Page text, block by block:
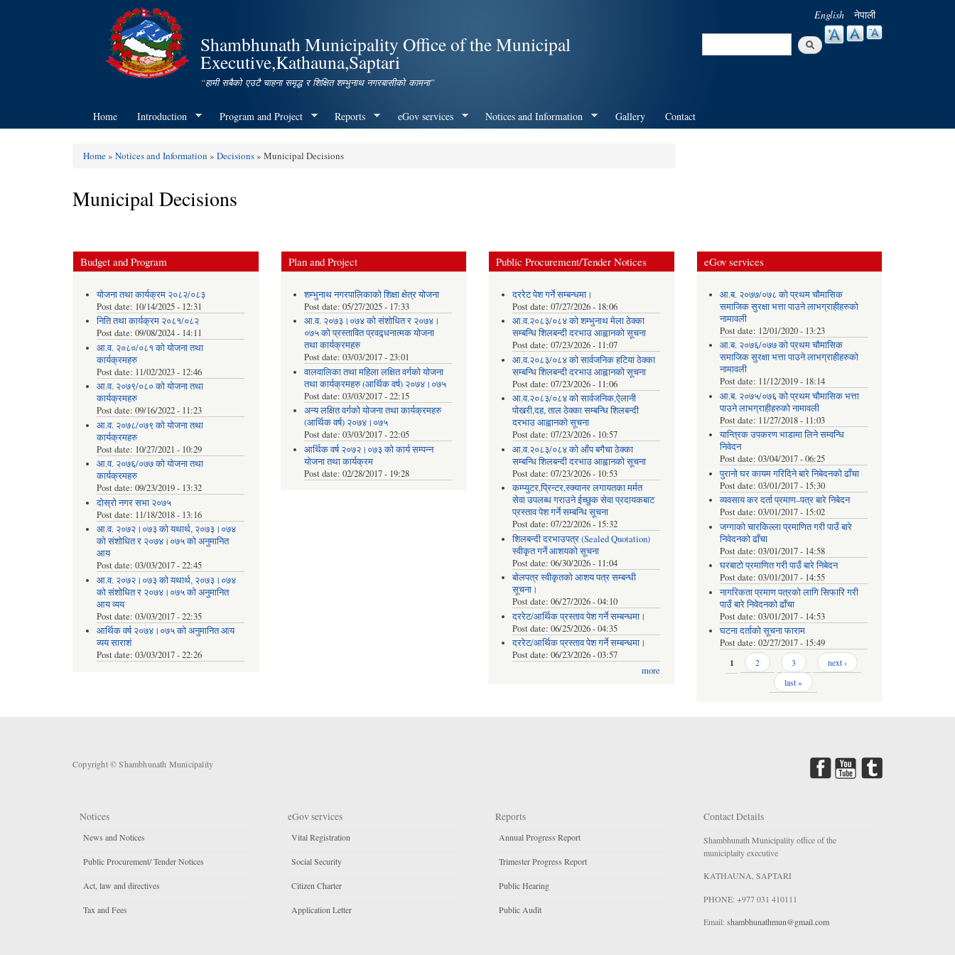
content
Shambhunath Municipality Office of the Municipal
Executive,Kathauna,Saptari
“हामी सबैको एउटै चाहना समृद्ध र शिक्षित शम्भुनाथ नगरबासीको कामना”
English नेपाली
Search
Home Introduction Program and Project Reports eGov services Notices and Information Gallery Contact
Home» Notices and Information » Decisions» Municipal Decisions
Municipal Decisions
Budget and Program
योजना तथा कार्यक्रम २०८२/०८३
Post date: 10/14/2025 - 12:31
निति तथा कार्यक्रम २०८१/०८२
Post date: 09/08/2024 - 14:11
आ.व. २०८०/०८१ को योजना तथा
कार्यक्रमहरु
Post date: 11/02/2023 - 12:46
आ.व. २०७९/०८० को योजना तथा
कार्यक्रमहरु
Post date: 09/16/2022 - 11:23
आ.व. २०७८/०७९ को योजना तथा
कार्यक्रमहरु
Post date: 10/27/2021 - 10:29
आ.व. २०७६/०७७ को योजना तथा
कार्यक्रमहरु
Post date: 09/23/2019 - 13:32
दोस्रो नगर सभा २०७५
Post date: 11/18/2018 - 13:16
आ.व. २०७२।०७३ को यथार्थ, २०७३।०७४
को संशोधित र २०७४।०७५ को अनुमानित
आय
Post date: 03/03/2017 - 22:45
आ.व. २०७२।०७३ को यथार्थ, २०७३।०७४
को संशोधित र २०७४।०७५ को अनुमानित
आय व्यय
Post date: 03/03/2017 - 22:35
आर्थिक वर्ष २०७४।०७५ को अनुमानित आय
व्यय साराशं
Post date: 03/03/2017 - 22:26
Plan and Project
शम्भुनाथ नगरपालिकाको शिक्षा क्षेत्र योजना
Post date:05/27/2025 - 17:33
आ.व. २०७३।०७४ को संशोधित र २०७४।
०७५ को प्रस्तावित प्रवद्र्धनात्मक योजना
तथा कार्यक्रमहरु
Post date:03/03/2017 - 23:01
वालवालिका तथा महिला लक्षित वर्गको योजना
तथा कार्यक्रमहरु (आर्थिक वर्ष) २०७४।०७५
Post date:03/03/2017 - 22:15
अन्य लक्षित वर्गको योजना तथा कार्यक्रमहरु
(आर्थिक वर्ष) २०७४।०७५
Post date:03/03/2017 - 22:05
आर्थिक वर्ष २०७२।०७३ को कार्य सम्पन्न
योजना तथा कार्यक्रम
Post date:02/28/2017 - 19:28
Public Procurement/Tender Notices
दररेट पेश गर्ने सम्बन्धमा।
Post date: 07/27/2026 - 18:06
आ.व.२०८३/०८४ को शम्भुनाथ मेला ठेक्का
सम्बन्धि शिलबन्दी दरभाउ आह्वानको सूचना
Post date: 07/23/2026 - 11:07
आ.व.२०८३/०८४ को सार्वजनिक हटिया ठेक्का
सम्बन्धि शिलबन्दी दरभाउ आह्वानको सूचना
Post date: 07/23/2026 - 11:06
आ.व.२०८३/०८४ को सार्वजनिक,ऐलानी
पोखरी,दह, ताल ठेक्का सम्बन्धि शिलबन्दी
दरभाउ आह्वानको सूचना
Post date: 07/23/2026 - 10:57
आ.व.२०८३/०८४ को आँप बगैचा ठेक्का
सम्बन्धि शिलबन्दी दरभाउ आह्वानको सूचना
Post date: 07/23/2026 - 10:53
कम्प्युटर,प्रिन्टर,स्क्यानर लगायतका मर्मत
सेवा उपलब्ध गराउने ईच्छुक सेवा प्रदायकबाट
प्रस्ताव पेश गर्ने सम्बन्धि सूचना
Post date: 07/22/2026 - 15:32
शिलबन्दी दरभाउपत्र (Sealed Quotation)
स्वीकृत गर्ने आशयको सूचना
Post date: 06/30/2026 - 11:04
बोलपत्र स्वीकृतको आशय पत्र सम्बन्धी
सूचना।
Post date: 06/27/2026 - 04:10
दररेट/आर्थिक प्रस्ताव पेश गर्ने सम्बन्धमा।
Post date: 06/25/2026 - 04:35
दररेट/आर्थिक प्रस्ताव पेश गर्ने सम्बन्धमा।
Post date: 06/23/2026 - 03:57
more
eGov services
आ.ब. २०७७/०७८ को प्रथम चौमासिक
समाजिक सुरक्षा भत्ता पाउने लाभग्राहीहरुको
नामावली
Post date: 12/01/2020 - 13:23
आ.ब. २०७६/०७७ को प्रथम चौमासिक
समाजिक सुरक्षा भत्ता पाउने लाभग्राहीहरुको
नामावली
Post date: 11/12/2019 - 18:14
आ.ब. २०७५/०७६ को प्रथम चौमासिक भत्ता
पाउने लाभग्राहीहरुको नामावली
Post date: 11/27/2018 - 11:03
यान्त्रिक उपकरण भाडामा लिने सम्वन्धि
निवेदन
Post date:03/04/2017 - 06:25
पुरानो घर कायम गरिदिने बारे निबेदनको ढाँचा
Post date:03/01/2017 - 15:30
व्यवसाय कर दर्ता प्रमाण–पत्र बारे निबेदन
Post date:03/01/2017 - 15:02
जग्गाको चारकिल्ला प्रमाणित गरी पाउँ बारे
निवेदनको ढाँचा
Post date:03/01/2017 - 14:58
घरबाटो प्रमाणित गरी पाउँ बारे निबेदन
Post date:03/01/2017 - 14:55
नागरिकता प्रमाण पत्रको लागि सिफारि गरी
पाउँ बारे निवेदनको ढाँचा
Post date:03/01/2017 - 14:53
घटना दर्ताको सूचना फाराम
Post date:02/27/2017 - 15:49
Pages
1 2 3
next ›
last »
Copyright © Shambhunath Municipality
Notices
News and Notices
Public Procurement/ Tender Notices
Act, law and directives
Tax and Fees
eGov services
Vital Registration
Social Security
Citizen Charter
Application Letter
Reports
Annual Progress Report
Trimester Progress Report
Public Hearing
Public Audit
Contact Details
Shambhunath Municipality office of the
municiplaity executive
KATHAUNA, SAPTARI
PHONE: +977 031 410111
Email: shambhunathmun@gmail.com